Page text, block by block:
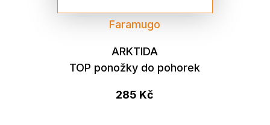
Faramugo
ARKTIDA
TOP ponožky do pohorek
285 Kč